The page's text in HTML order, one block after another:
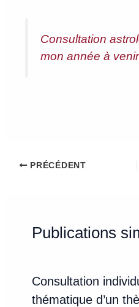
Consultation
mon année à
PRÉCÉDENT
Publications
Consultation
thématique d’un